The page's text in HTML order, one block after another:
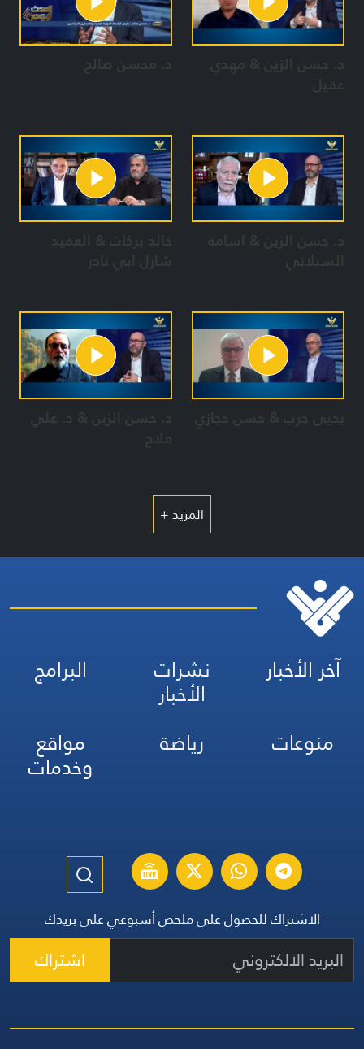
د. حسن الزين & مهدي
عقيل
د. محسن صالح
د. حسن الزين & اسامة
السبلاني
خالد بركات & العميد
شارل ابي نادر
يحيى حرب & حسن حجازي د. حسن الزين & د. علي
ملاح
المزيد +
آخر الأخبار نشرات
الأخبار
البرامج
منوعات
رياضة مواقع
وخدمات
الاشتراك للحصول على ملخص أسبوعي على بريدك
اشتراك